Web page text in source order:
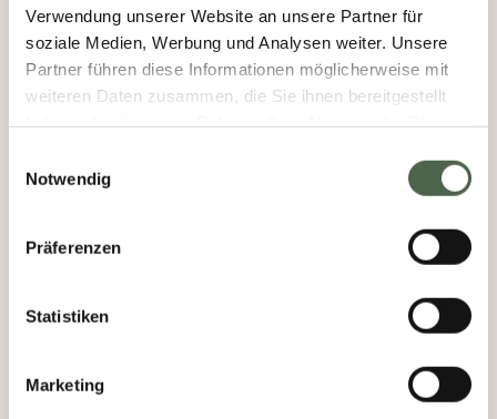
Verwendung unserer Website an unsere Partner für
soziale Medien, Werbung und Analysen weiter. Unsere
Partner führen diese Informationen möglicherweise mit
weiteren Daten zusammen, die Sie ihnen bereitgestellt
Notwendig
Präferenzen
Statistiken
Marketing
Der aufrechte Gang des Menschen stellt im
dar. Der Mensch ist das einzige Säugetier der